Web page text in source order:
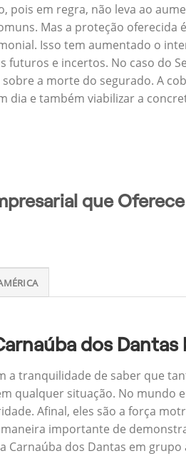
pois em regra, não leva ao
Mas a proteção oferecida
Isso tem aumentado o
e incertos. No caso do
a morte do segurado. A
e também viabilizar a
que
dos Dantas
a tranquilidade de saber que
qualquer situação. No mundo
Afinal, eles são a força
importante de
Carnaúba dos Dantas em